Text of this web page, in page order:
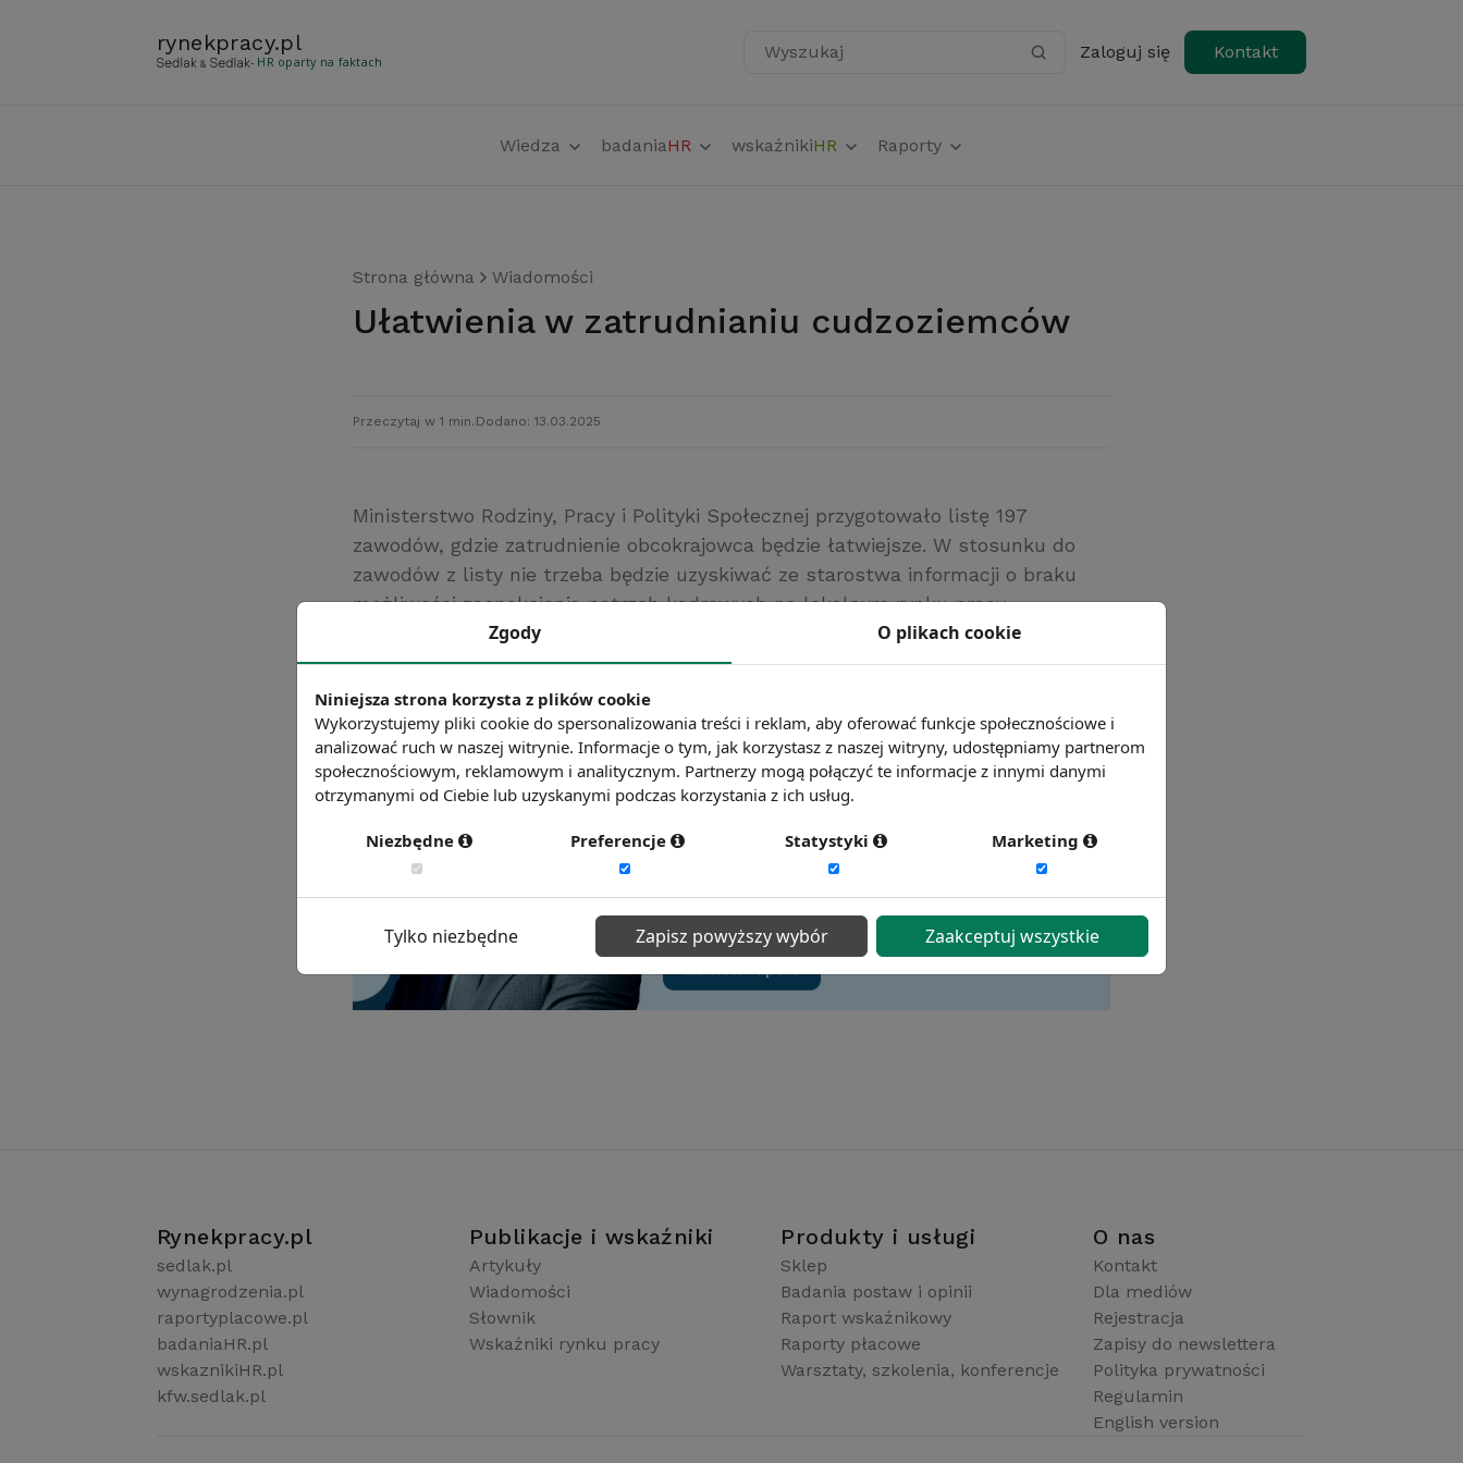
rynekpracy.pl
- HR oparty na faktach Wyszukaj Zaloguj się Kontakt
Wiedza badaniaHR wskaźnikiHR Raporty
Strona główna Wiadomości
Ułatwienia w zatrudnianiu cudzoziemców
Przeczytaj w 1 min. Dodano: 13.03.2025
Ministerstwo Rodziny, Pracy i Polityki Społecznej przygotowało listę 197
zawodów, gdzie zatrudnienie obcokrajowca będzie łatwiejsze. W stosunku do
zawodów z listy nie trzeba będzie uzyskiwać ze starostwa informacji o braku
możliwości zaspokojenia potrzeb kadrowych na lokalnym rynku pracy.
Źródło: http://praca.interia.pl/
Chcesz wiedzieć więcej?Zobacz więcej wiadomości
Rynekpracy.pl
sedlak.pl
wynagrodzenia.pl
raportyplacowe.pl
badaniaHR.pl
wskaznikiHR.pl
kfw.sedlak.pl
Publikacje i wskaźniki
Artykuły
Wiadomości
Słownik
Wskaźniki rynku pracy
Produkty i usługi
Sklep
Badania postaw i opinii
Raport wskaźnikowy
Raporty płacowe
Warsztaty, szkolenia, konferencje
O nas
Kontakt
Dla mediów
Rejestracja
Zapisy do newslettera
Polityka prywatności
Regulamin
English version
Zgody O plikach cookie
Niniejsza strona korzysta z plików cookie
Wykorzystujemy pliki cookie do spersonalizowania treści i reklam, aby oferować funkcje społecznościowe i
analizować ruch w naszej witrynie. Informacje o tym, jak korzystasz z naszej witryny, udostępniamy partnerom
społecznościowym, reklamowym i analitycznym. Partnerzy mogą połączyć te informacje z innymi danymi
otrzymanymi od Ciebie lub uzyskanymi podczas korzystania z ich usług.
Niezbędne Preferencje Statystyki Marketing
Tylko niezbędne Zapisz powyższy wybór Zaakceptuj wszystkie